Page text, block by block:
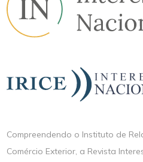
Compreendendo o Instituto de
Comércio Exterior, a Revista